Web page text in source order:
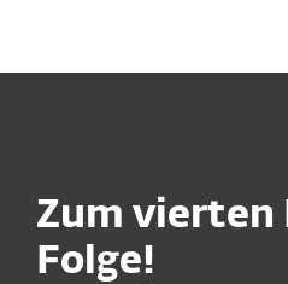
Zum vierten
Folge!